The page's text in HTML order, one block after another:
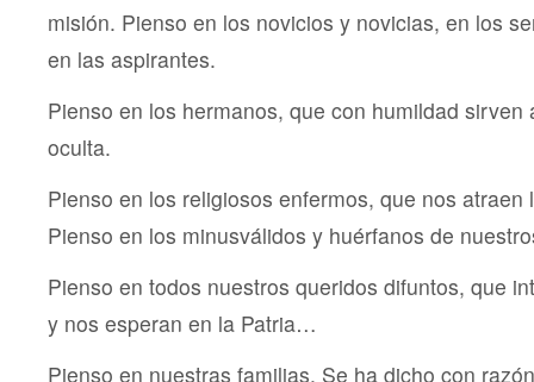
misión. Pienso en los novicios y novicias, en los
en las aspirantes.
Pienso en los hermanos, que con humildad sirven
oculta.
Pienso en los religiosos enfermos, que nos atraen
Pienso en los minusválidos y huérfanos de
Pienso en todos nuestros queridos difuntos, que
y nos esperan en la Patria…
Pienso en nuestras familias. Se ha dicho con